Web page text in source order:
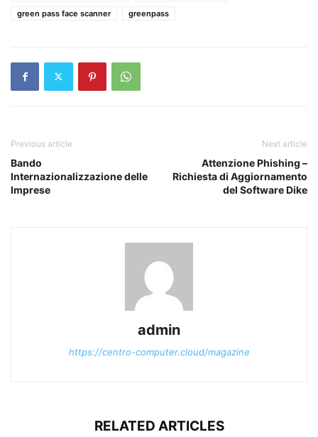
green pass face scanner
greenpass
Previous article
Bando
Internazionalizzazione delle
Imprese
Next article
Attenzione Phishing –
Richiesta di Aggiornamento
del Software Dike
admin
https://centro-computer.cloud/magazine
RELATED ARTICLES